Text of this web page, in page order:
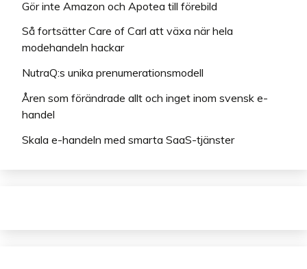
Gör inte Amazon och Apotea till förebild
Så fortsätter Care of Carl att växa när hela
modehandeln hackar
NutraQ:s unika prenumerationsmodell
Åren som förändrade allt och inget inom svensk e-
handel
Skala e-handeln med smarta SaaS-tjänster